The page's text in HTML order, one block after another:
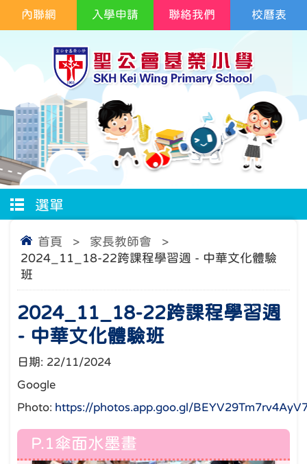
校曆表
內聯網 入學申請 聯絡我們
選單
首頁 > 家長教師會
>
2024_11_18-22跨課程學習週 - 中華文化體驗
班
2024_11_18-22跨課程學習週
- 中華文化體驗班
日期: 22/11/2024
Google
Photo: https://photos.app.goo.gl/
P.1傘面水墨畫